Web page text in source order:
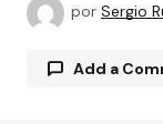
por Sergio
Add a